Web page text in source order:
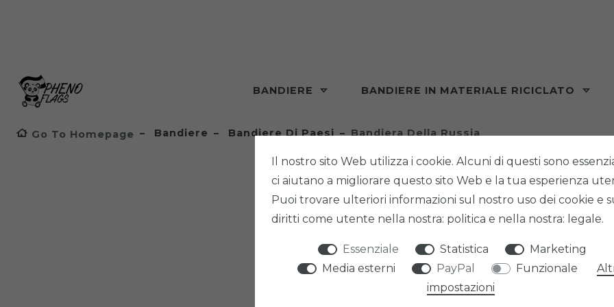
BANDIERE BANDIERE IN MATERIALE RICICLATO
Go To Homepage Bandiere Bandiere Di Paesi Bandiera Della Russia
PHENO
Il nostro sito Web utilizza i cookie. Alcuni di questi sono
ci aiutano a migliorare questo sito Web e la tua esperienza
Puoi trovare ulteriori informazioni sul nostro uso dei cookie e
diritti come utente nella nostra: politica e nella nostra: legale.
Essenziale Statistica
Marketing
Media esterni
PayPal Funzionale
impostazioni